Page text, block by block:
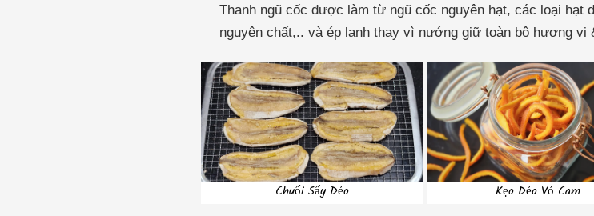
Thanh ngũ cốc được làm từ ngũ cốc nguyên hạt, các loại hạt
nguyên chất,.. và ép lạnh thay vì nướng giữ toàn bộ hương vị
Chuối Sấy Dẻo Kẹo Dẻo Vỏ Cam